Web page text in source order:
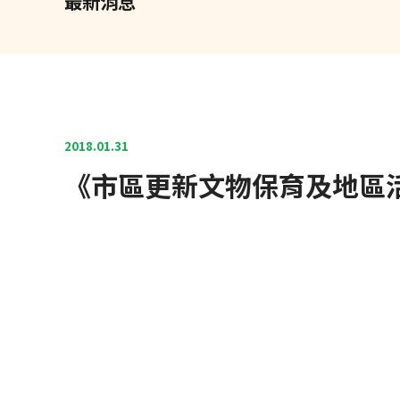
2018.01.31
《市區更新文物保育及地